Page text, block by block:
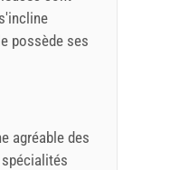
possède ses
agréable des